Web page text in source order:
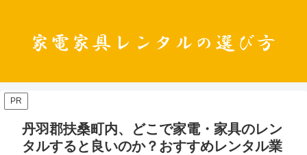
PR
丹羽郡扶桑町内、どこで家電・家具のレン
タルすると良いのか？おすすめレンタル業